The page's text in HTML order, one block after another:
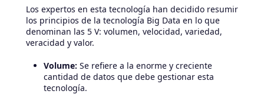
Los expertos en esta tecnología han decidido resumir
los principios de la tecnología Big Data en lo que
denominan las 5 V: volumen, velocidad, variedad,
veracidad y valor.
Volume: Se refiere a la enorme y creciente
cantidad de datos que debe gestionar esta
tecnología.